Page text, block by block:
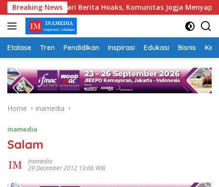
Skip
to
content
Breaking News
Hindari Berita Hoaks, Komunitas Jogja Menyapa Ajak
Etalase Tren Pendidikan Inspirasi Edukasi Bisnis
Home inamedia
inamedia
Salam
Inamedia
29 December 2012 13:06 WIB